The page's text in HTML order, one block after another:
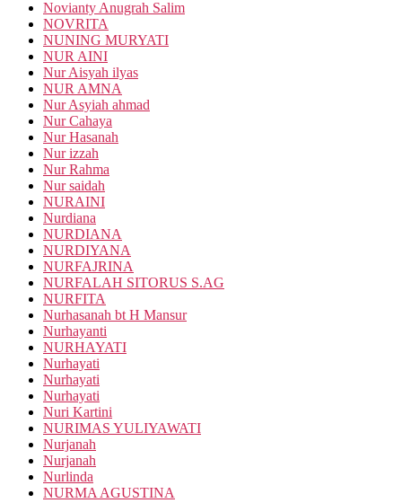
Novianty Anugrah Salim
NOVRITA
NUNING MURYATI
NUR AINI
Nur Aisyah ilyas
NUR AMNA
Nur Asyiah ahmad
Nur Cahaya
Nur Hasanah
Nur izzah
Nur Rahma
Nur saidah
NURAINI
Nurdiana
NURDIANA
NURDIYANA
NURFAJRINA
NURFALAH SITORUS S.AG
NURFITA
Nurhasanah bt H Mansur
Nurhayanti
NURHAYATI
Nurhayati
Nurhayati
Nurhayati
Nuri Kartini
NURIMAS YULIYAWATI
Nurjanah
Nurjanah
Nurlinda
NURMA AGUSTINA